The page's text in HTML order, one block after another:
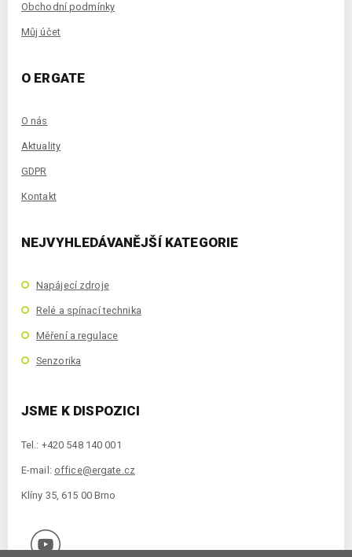
Obchodní podmínky
Můj účet
O ERGATE
O nás
Aktuality
GDPR
Kontakt
NEJVYHLEDÁVANĚJŠÍ KATEGORIE
Napájecí zdroje
Relé a spínací technika
Měření a regulace
Senzorika
JSME K DISPOZICI
Tel.: +420 548 140 001
E-mail: office@ergate.cz
Klíny 35, 615 00 Brno